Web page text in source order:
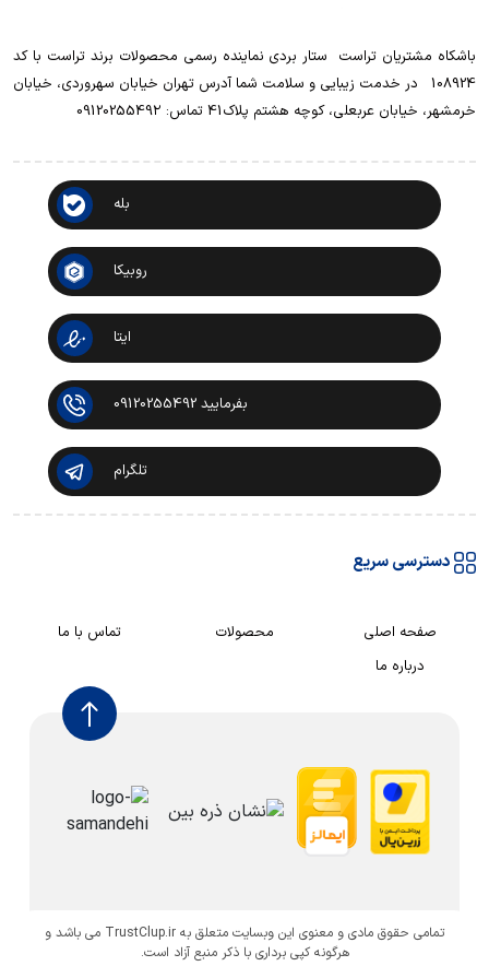
باشکاه مشتریان تراست ‌ ‌ستار بردی نماینده رسمی محصولات برند تراست با کد
108924 ‌ ‌ در خدمت زیبایی و سلامت شما آدرس تهران خیابان سهروردی، خیابان
خرمشهر، خیابان عربعلی، کوچه هشتم پلاک41 تماس: 0912025549۲
بله
روبیکا
ایتا
بفرمایید 09120255492
تلگرام
دسترسی سریع
صفحه اصلی محصولات
تماس با ما
درباره ما
تمامی حقوق مادی و معنوی این وبسایت متعلق به TrustClup.ir می باشد و
هرگونه کپی برداری با ذکر منبع آزاد است.